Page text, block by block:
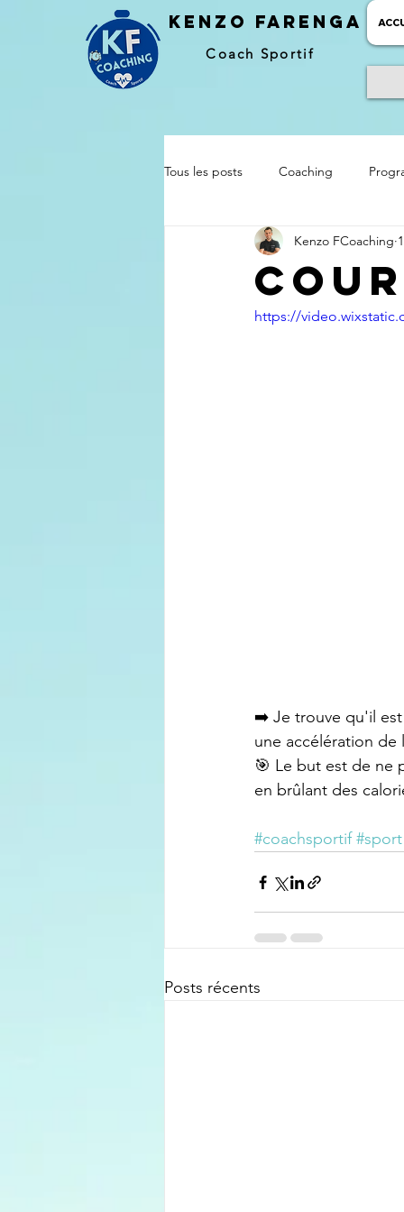
kENZO farenga
Coach Sportif
Tous les posts Coaching
Cours Extérieur Baby Gym
Kenzo FCoaching
https://
➡️ Je trouve qu'il
une accélération de
🎯 Le but est de ne
en brûlant des
#coachsportif #sport
Posts récents